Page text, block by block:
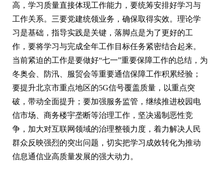
高，学习质量直接体现工作能力，要统筹安排好学习与
工作关系。三要党建统领业务，确保取得实效。理论学
习是基础，指导实践是关键，落脚点是为了更好的工
作，要将学习与完成全年工作目标任务紧密结合起来。
当前紧迫的工作是要做好“七一”重要保障工作的总结，为
冬奥会、防汛、服贸会等重要通信保障工作积累经验；
要提升北京市重点地区的5G信号覆盖质量，以重点突
破，带动全面提升；要加强服务监管，继续推进校园电
信市场、商务楼宇垄断等治理工作，坚决遏制恶性竞
争，加大对互联网领域的治理整顿力度，着力解决人民
群众反映强烈的突出问题，切实把学习成效转化为推动
信息通信业高质量发展的强大动力。